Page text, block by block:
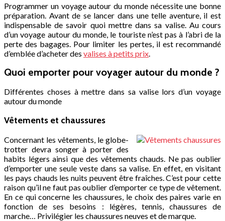
Programmer un voyage autour du monde nécessite une bonne
préparation. Avant de se lancer dans une telle aventure, il est
indispensable de savoir quoi mettre dans sa valise. Au cours
d’un voyage autour du monde, le touriste n’est pas à l’abri de la
perte des bagages. Pour limiter les pertes, il est recommandé
d’emblée d’acheter des valises à petits prix.
Quoi emporter pour voyager autour du monde ?
Différentes choses à mettre dans sa valise lors d’un voyage
autour du monde
Vêtements et chaussures
Concernant les vêtements, le globe-
trotter devra songer à porter des
habits légers ainsi que des vêtements chauds. Ne pas oublier
d’emporter une seule veste dans sa valise. En effet, en visitant
les pays chauds les nuits peuvent être fraîches. C’est pour cette
raison qu’il ne faut pas oublier d’emporter ce type de vêtement.
En ce qui concerne les chaussures, le choix des paires varie en
fonction de ses besoins : légères, tennis, chaussures de
marche… Privilégier les chaussures neuves et de marque.